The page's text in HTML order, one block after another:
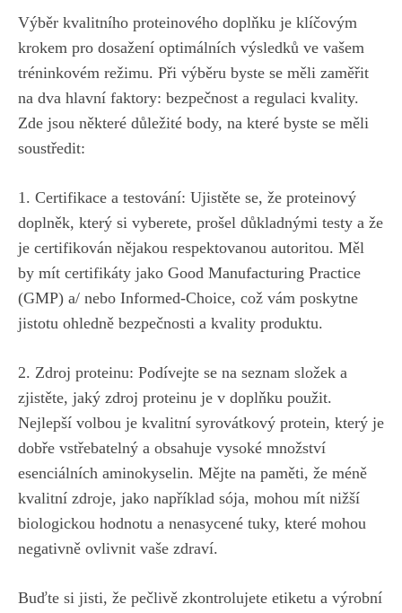
Výběr​ kvalitního proteinového ⁤doplňku je klíčovým
⁤krokem ‍pro dosažení optimálních výsledků ve vašem
tréninkovém⁣ režimu.⁢ Při⁣ výběru byste se měli zaměřit⁣
na​ dva hlavní‍ faktory: bezpečnost‌ a ⁢regulaci kvality.
Zde jsou některé důležité body, na​ které byste se měli
soustředit:
1. Certifikace a testování: ​Ujistěte se, že⁣ proteinový⁣
doplněk, který ‍si‍ vyberete, prošel ​důkladnými ​testy a‌ že
je certifikován nějakou respektovanou autoritou.​ Měl
⁤by mít certifikáty ​jako Good Manufacturing Practice
(GMP) a/ ⁢nebo Informed-Choice, což ‌vám poskytne
jistotu ⁢ohledně bezpečnosti a kvality produktu.
2. ​Zdroj proteinu: Podívejte se na seznam složek a
zjistěte, jaký zdroj​ proteinu je v doplňku použit.
Nejlepší⁤ volbou je kvalitní syrovátkový protein, který⁣ je
dobře vstřebatelný a obsahuje vysoké ⁢množství
esenciálních aminokyselin. Mějte na paměti,‌ že ⁤méně
kvalitní⁤ zdroje, jako například sója, mohou ‍mít nižší
biologickou hodnotu a nenasycené tuky,‍ které mohou ​
negativně ovlivnit⁢ vaše‌ zdraví.
Buďte si‌ jisti, že pečlivě ‍zkontrolujete etiketu a výrobní